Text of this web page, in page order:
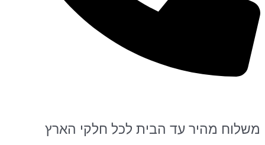
משלוח מהיר עד הבית לכל חלקי הארץ